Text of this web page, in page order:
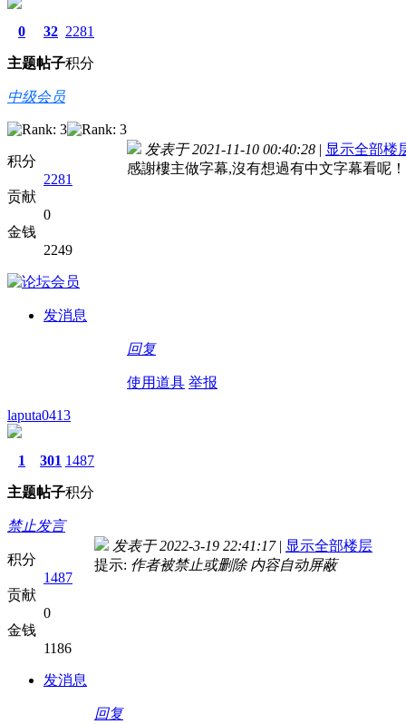
0
主题
32
帖子
2281
积分
中级会员
积分
2281
贡献
0
金钱
2249
发消息
发表于 2021-11-10 00:40:28 | 显示全部楼
感謝樓主做字幕,沒有想過有中文字幕看呢
回复
使用道具 举报
laputa0413
1
主题
301
帖子
1487
积分
禁止发言
积分
1487
贡献
0
金钱
1186
发消息
发表于 2022-3-19 22:41:17 | 显示全部楼层
提示: 作者被禁止或删除 内容自动屏蔽
回复